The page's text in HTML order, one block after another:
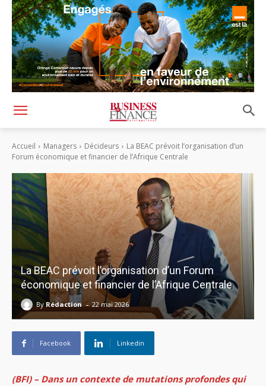
Accueil Managers Décideurs
La BEAC prévoit l’organisation d’un
Forum économique et financier de l’Afrique Centrale
La BEAC prévoit l’organisation d’un Forum
économique et financier de l’Afrique Centrale
By Rédaction - 22 mai 2026
Facebook Linkedin
(BFI) – Dans un contexte de mutations profondes qui